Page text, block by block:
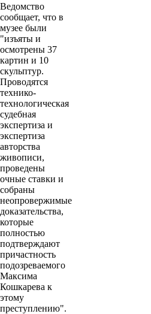
Ведомство
сообщает, что в
музее были
"изъяты и
осмотрены 37
картин и 10
скульптур.
Проводятся
технико-
технологическая
судебная
экспертиза и
экспертиза
авторства
живописи,
проведены
очные ставки и
собраны
неопровержимые
доказательства,
которые
полностью
подтверждают
причастность
подозреваемого
Максима
Кошкарева к
этому
преступлению".